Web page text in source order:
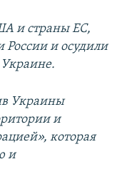
и страны ЕС,
России и осудили
Украины
и
которая
и